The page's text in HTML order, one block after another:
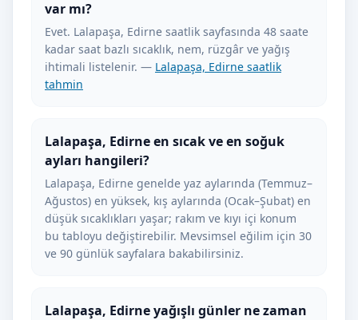
var mı?
Evet. Lalapaşa, Edirne saatlik sayfasında 48 saate
kadar saat bazlı sıcaklık, nem, rüzgâr ve yağış
ihtimali listelenir. — Lalapaşa, Edirne saatlik
tahmin
Lalapaşa, Edirne en sıcak ve en soğuk
ayları hangileri?
Lalapaşa, Edirne genelde yaz aylarında (Temmuz–
Ağustos) en yüksek, kış aylarında (Ocak–Şubat) en
düşük sıcaklıkları yaşar; rakım ve kıyı içi konum
bu tabloyu değiştirebilir. Mevsimsel eğilim için 30
ve 90 günlük sayfalara bakabilirsiniz.
Lalapaşa, Edirne yağışlı günler ne zaman